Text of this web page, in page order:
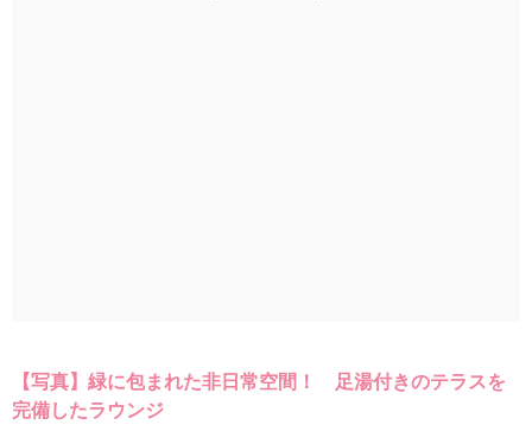
【写真】緑に包まれた非日常空間！ 足湯付きのテラスを
完備したラウンジ